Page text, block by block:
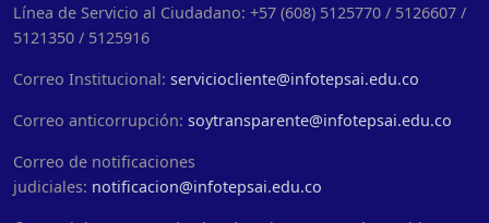
Línea de Servicio al Ciudadano: +57 (608) 5125770 / 5126607 /
5121350 / 5125916
Correo Institucional: serviciocliente@infotepsai.edu.co
Correo anticorrupción: soytransparente@infotepsai.edu.co
Correo de notificaciones
judiciales: notificacion@infotepsai.edu.co